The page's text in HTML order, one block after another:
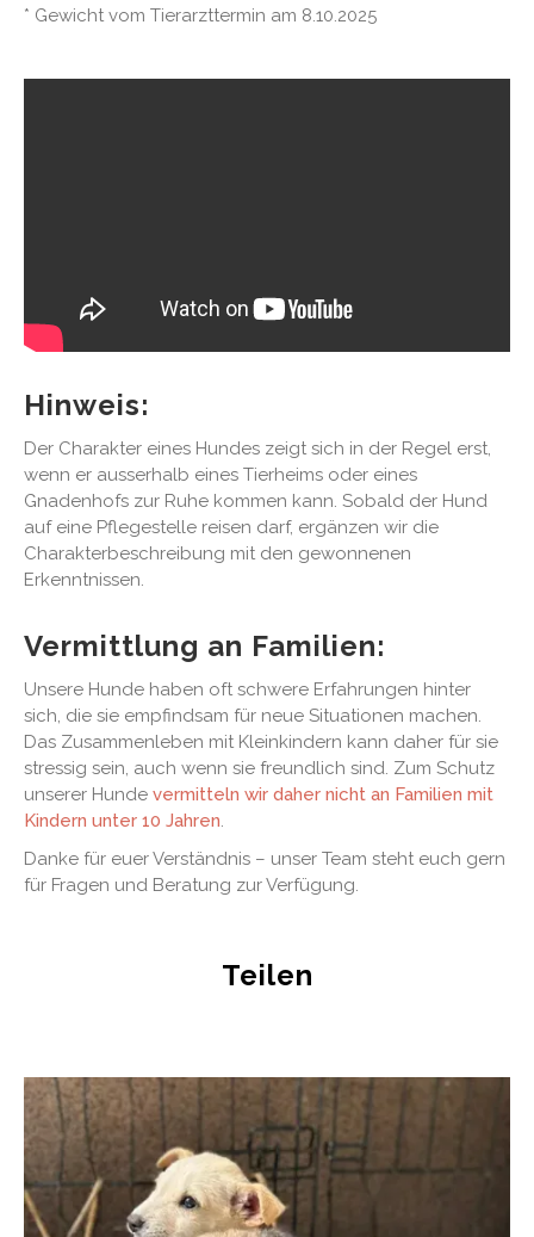
* Gewicht vom Tierarzttermin am 8.10.2025
Hinweis:
Der Charakter eines Hundes zeigt sich in der Regel erst,
wenn er ausserhalb eines Tierheims oder eines
Gnadenhofs zur Ruhe kommen kann. Sobald der Hund
auf eine Pflegestelle reisen darf, ergänzen wir die
Charakterbeschreibung mit den gewonnenen
Erkenntnissen.
Vermittlung an Familien:
Unsere Hunde haben oft schwere Erfahrungen hinter
sich, die sie empfindsam für neue Situationen machen.
Das Zusammenleben mit Kleinkindern kann daher für sie
stressig sein, auch wenn sie freundlich sind. Zum Schutz
unserer Hunde vermitteln wir daher nicht an Familien mit
Kindern unter 10 Jahren.
Danke für euer Verständnis – unser Team steht euch gern
für Fragen und Beratung zur Verfügung.
Teilen